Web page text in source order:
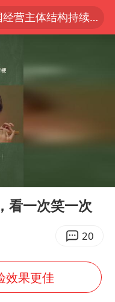
上半年我国经营主体结构持续优化
滨赛决赛
》阵容官宣
阻尼器摆动明显
冲奖
女子发现前夫婚内与第三者育子
口对准中国记者
看一次笑一次
20
效果更佳